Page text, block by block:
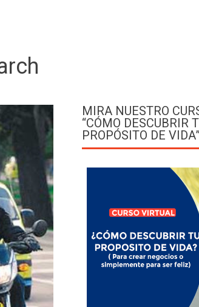
MIRA NUESTRO
“CÓMO DESCUBRIR
PROPÓSITO DE VIDA”